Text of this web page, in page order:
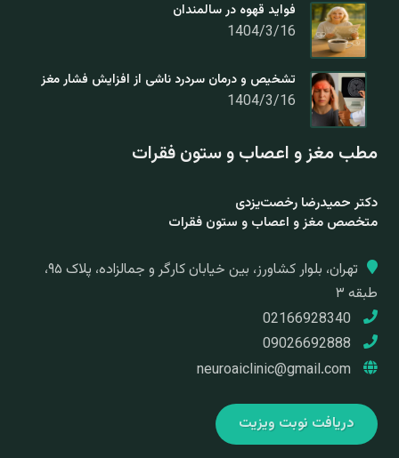
فواید قهوه در سالمندان
1404/3/16
تشخیص و درمان سردرد ناشی از افزایش فشار مغز
1404/3/16
مطب مغز و اعصاب و ستون فقرات
دکتر حمیدرضا رخصت‌یزدی
متخصص مغز و اعصاب و ستون فقرات
تهران، بلوار کشاورز، بین خیابان کارگر و جمالزاده، پلاک ۹۵،
طبقه ۳
neuroaiclinic@gmail.com
دریافت نوبت ویزیت